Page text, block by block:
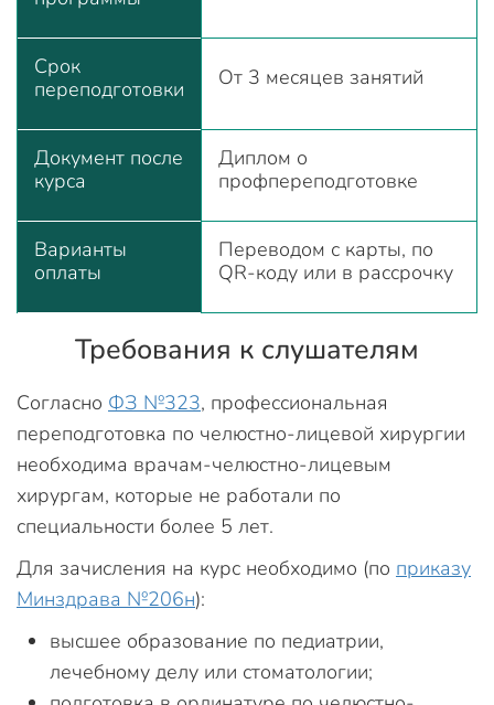
Срок
переподготовки
От 3 месяцев занятий
Документ после
курса
Диплом о
профпереподготовке
Варианты
оплаты
Переводом с карты, по
QR-коду или в рассрочку
Требования к слушателям
Согласно ФЗ №323, профессиональная
переподготовка по челюстно-лицевой хирургии
необходима врачам-челюстно-лицевым
хирургам, которые не работали по
специальности более 5 лет.
Для зачисления на курс необходимо (по приказу
Минздрава №206н):
высшее образование по педиатрии,
лечебному делу или стоматологии;